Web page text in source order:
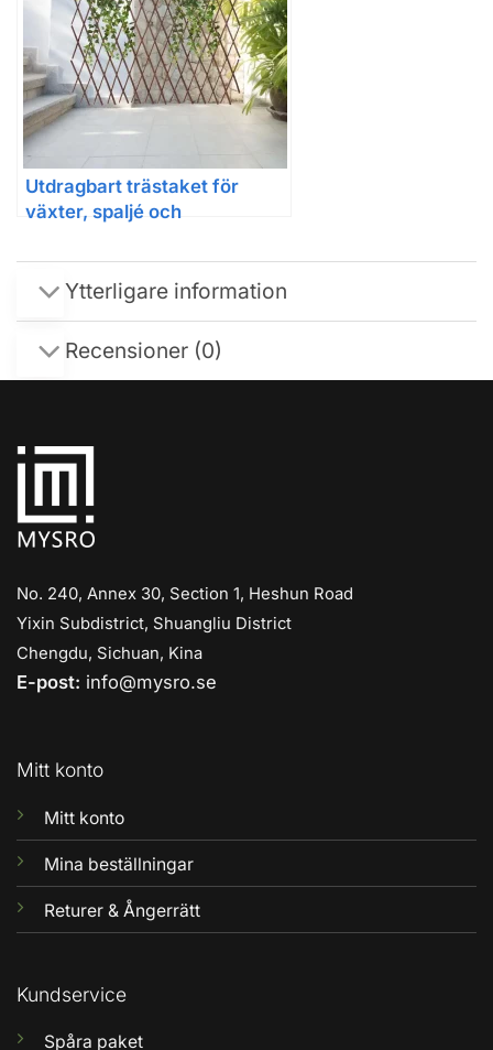
Utdragbart trästaket för
växter, spaljé och
Ytterligare information
Recensioner (0)
No. 240, Annex 30, Section 1, Heshun Road
Yixin Subdistrict, Shuangliu District
Chengdu, Sichuan, Kina
E-post: info@mysro.se
Mitt konto
Mitt konto
Mina beställningar
Returer & Ångerrätt
Kundservice
Spåra paket